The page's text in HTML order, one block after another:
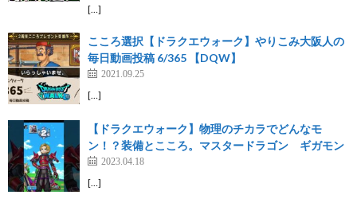
[…]
こころ選択【ドラクエウォーク】やりこみ大阪人の
毎日動画投稿 6/365 【DQW】
2021.09.25
[…]
【ドラクエウォーク】物理のチカラでどんなモ
ン！？装備とこころ。マスタードラゴン ギガモン
2023.04.18
[…]